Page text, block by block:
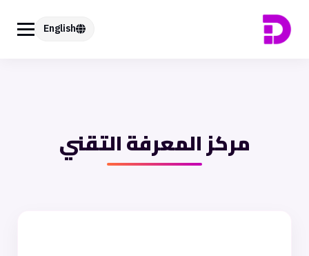
English
مركز المعرفة التقني